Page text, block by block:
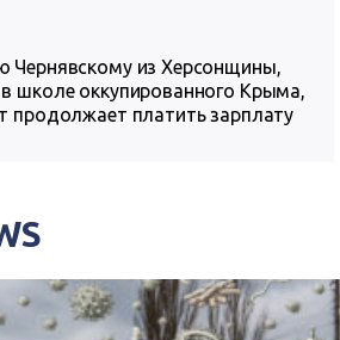
Чернявскому из Херсонщины,
школе оккупированного Крыма,
продолжает платить зарплату